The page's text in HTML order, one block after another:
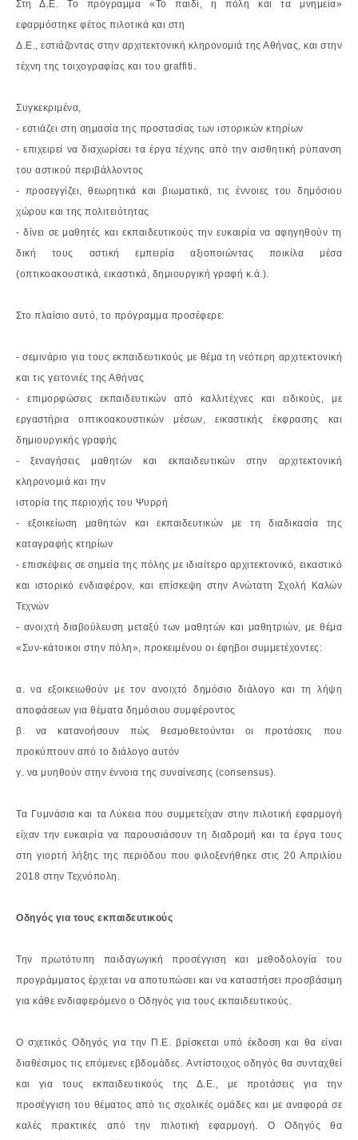
Στη Δ.Ε. Το πρόγραμμα «Το παιδί, η πόλη και τα μνημεία»
εφαρμόστηκε φέτος πιλοτικά και στη
Δ.Ε., εστιάζοντας στην αρχιτεκτονική κληρονομιά της Αθήνας, και στην
τέχνη της τοιχογραφίας και του graffiti.
Συγκεκριμένα,
- εστιάζει στη σημασία της προστασίας των ιστορικών κτηρίων
- επιχειρεί να διαχωρίσει τα έργα τέχνης από την αισθητική ρύπανση
του αστικού περιβάλλοντος
- προσεγγίζει, θεωρητικά και βιωματικά, τις έννοιες του δημόσιου
χώρου και της πολιτειότητας
- δίνει σε μαθητές και εκπαιδευτικούς την ευκαιρία να αφηγηθούν τη
δική τους αστική εμπειρία αξιοποιώντας ποικίλα μέσα
(οπτικοακουστικά, εικαστικά, δημιουργική γραφή κ.ά.).
Στο πλαίσιο αυτό, το πρόγραμμα προσέφερε:
- σεμινάριο για τους εκπαιδευτικούς με θέμα τη νεότερη αρχιτεκτονική
και τις γειτονιές της Αθήνας
- επιμορφώσεις εκπαιδευτικών από καλλιτέχνες και ειδικούς, με
εργαστήριαοπτικοακουστικών μέσων, εικαστικής έκφρασης και
δημιουργικής γραφής
- ξεναγήσεις μαθητών και εκπαιδευτικών στην αρχιτεκτονική
κληρονομιά και την
ιστορία της περιοχής του Ψυρρή
- εξοικείωση μαθητών και εκπαιδευτικών με τη διαδικασία της
καταγραφής κτηρίων
- επισκέψεις σε σημεία της πόλης με ιδιαίτερο αρχιτεκτονικό, εικαστικό
και ιστορικό ενδιαφέρον, και επίσκεψη στην Ανώτατη Σχολή Καλών
Τεχνών
- ανοιχτή διαβούλευση μεταξύ των μαθητών και μαθητριών, με θέμα
«Συν-κάτοικοι στην πόλη», προκειμένου οι έφηβοι συμμετέχοντες:
α. να εξοικειωθούν με τον ανοιχτό δημόσιο διάλογο και τη λήψη
αποφάσεων για θέματα δημόσιου συμφέροντος
β. να κατανοήσουν πώς θεσμοθετούνται οι προτάσεις που
προκύπτουν από το διάλογο αυτόν
γ. να μυηθούν στην έννοια της συναίνεσης (consensus).
Τα Γυμνάσια και τα Λύκεια που συμμετείχαν στην πιλοτική εφαρμογή
είχαν την ευκαιρία να παρουσιάσουν τη διαδρομή και τα έργα τους
στη γιορτή λήξης της περιόδου πουφιλοξενήθηκε στις 20 Απριλίου
2018 στην Τεχνόπολη.
Οδηγός για τους εκπαιδευτικούς
Την πρωτότυπη παιδαγωγική προσέγγιση και μεθοδολογία του
προγράμματος έρχεται νααποτυπώσει και να καταστήσει προσβάσιμη
για κάθε ενδιαφερόμενο ο Οδηγός για τους εκπαιδευτικούς.
Ο σχετικός Οδηγός για την Π.Ε. βρίσκεται υπό έκδοση και θα είναι
διαθέσιμος τις επόμενεςεβδομάδες.Αντίστοιχος οδηγός θα συνταχθεί
και για τους εκπαιδευτικούς της Δ.Ε., με προτάσεις για την
προσέγγιση του θέματος από τις σχολικές ομάδες και με αναφορά σε
καλές πρακτικές από την πιλοτική εφαρμογή. Ο Οδηγός θα